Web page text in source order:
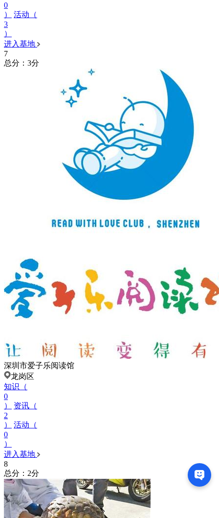
0
）
活动（
3
）
进入基地
7
总分：3分
深圳市爱子乐阅读馆
龙岗区
知识（
0
）
资讯（
2
）
活动（
0
）
进入基地
8
总分：2分